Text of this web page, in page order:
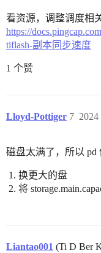
看资源，调整调度相
https://
tiflash-副本同步速度
1 个赞
Lloyd-Pottiger 7
磁盘太满了，所以 pd
换更大的盘
将
Liantao001 (Ti D Ber